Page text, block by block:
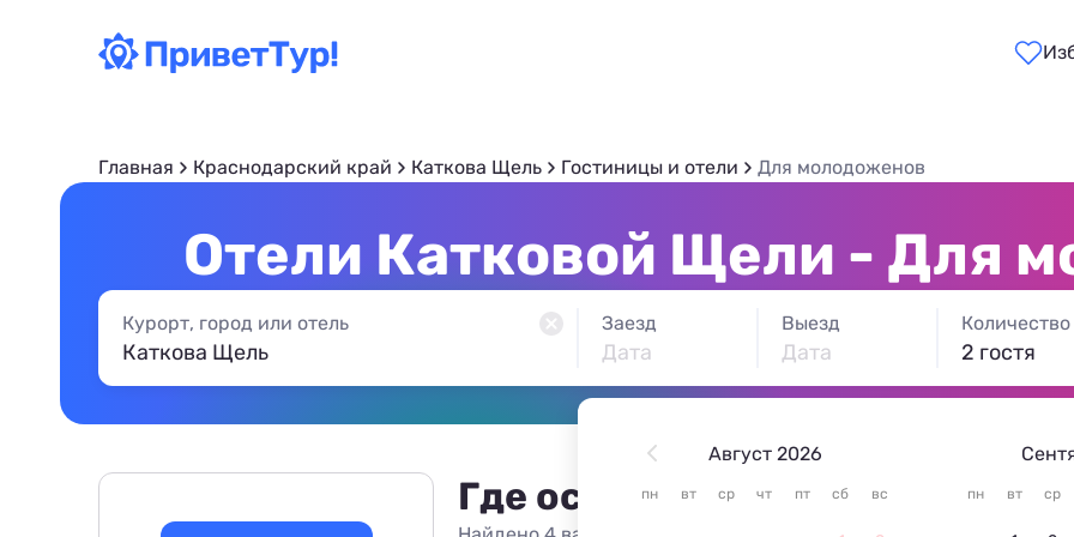
Главная Краснодарский край Каткова Щель Гостиницы и отели Для молодоженов
Отели Катковой Щели - Для
Курорт, город или отель Заезд
Дата
Выезд
Дата
Август 2026
пн вт ср чт пт сб вс пн вт ср
Количество
2 гостя
Где остановиться в Катковой